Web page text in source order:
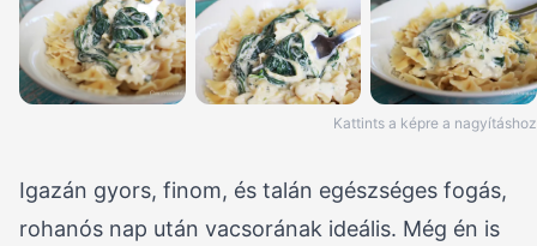
Kattints a képre a nagyításhoz
Igazán gyors, finom, és talán egészséges fogás,
rohanós nap után vacsorának ideális. Még én is